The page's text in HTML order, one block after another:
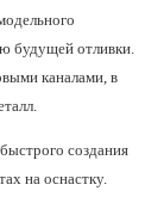
будущей отливки.
каналами, в
создания
на оснастку.